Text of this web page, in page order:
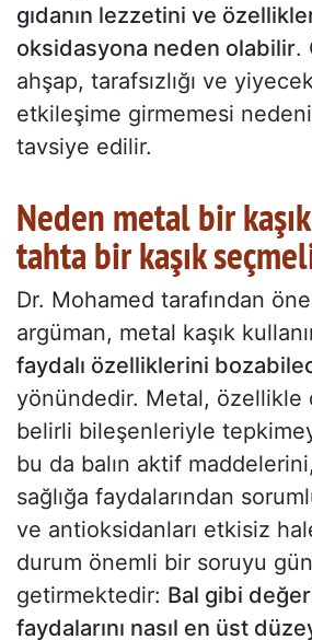
gıdanın lezzetini ve
oksidasyona neden olabilir.
ahşap, tarafsızlığı ve
etkileşime girmemesi
tavsiye edilir.
Neden metal bir
tahta bir kaşık
Dr. Mohamed tarafından
argüman, metal kaşık
faydalı özelliklerini
yönündedir. Metal, özellikle
belirli bileşenleriyle
bu da balın aktif
sağlığa faydalarından
ve antioksidanları etkisiz
durum önemli bir soruyu
getirmektedir: Bal gibi
faydalarını nasıl en üst